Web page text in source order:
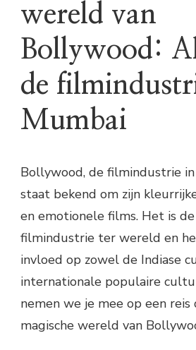
wereld van
Bollywood:
de
Mumbai
Bollywood, de filmindustrie in
staat bekend om zijn
en emotionele films. Het is
filmindustrie ter wereld en
invloed op zowel de Indiase
internationale populaire
nemen we je mee op een reis
magische wereld van